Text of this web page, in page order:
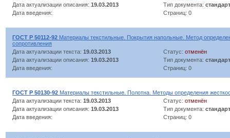
Дата актуализации описания: 19.03.2013 Тип документа: стандарт
Дата введения:
Страниц: 0
ГОСТ Р 50112-92 Материалы текстильные. Покрытия напольные. Метод
сопротивления
Дата актуализации текста: 19.03.2013 Статус: отменён
Дата актуализации описания: 19.03.2013 Тип документа: стандарт
Дата введения:
Страниц: 0
ГОСТ Р 50130-92 Материалы текстильные. Полотна. Методы определения
Дата актуализации текста: 19.03.2013 Статус: отменён
Дата актуализации описания: 19.03.2013 Тип документа: стандарт
Дата введения:
Страниц: 0